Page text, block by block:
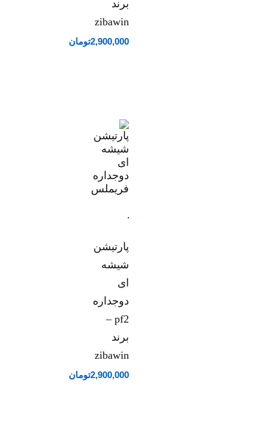
برند
zibawin
2,900,000تومان
پارتیشن
شیشه
ای
دوجداره
pf2 –
برند
zibawin
2,900,000تومان